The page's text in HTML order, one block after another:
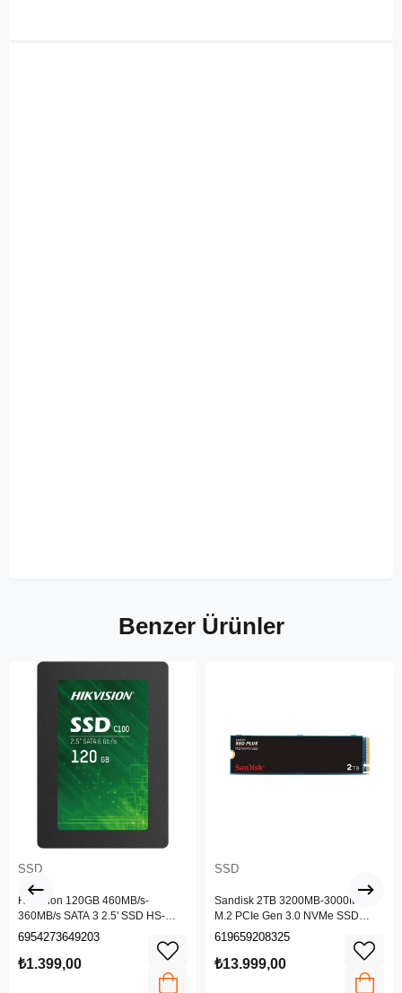
Benzer Ürünler
SSD
Hikvision 120GB 460MB/s-
360MB/s SATA 3 2.5' SSD HS-
SSD-C100/120G
6954273649203
₺1.399,00
SSD
Sandisk 2TB 3200MB-3000MB/s
M.2 PCIe Gen 3.0 NVMe SSD
SDSSDA3N-2T00-G2
619659208325
₺13.999,00